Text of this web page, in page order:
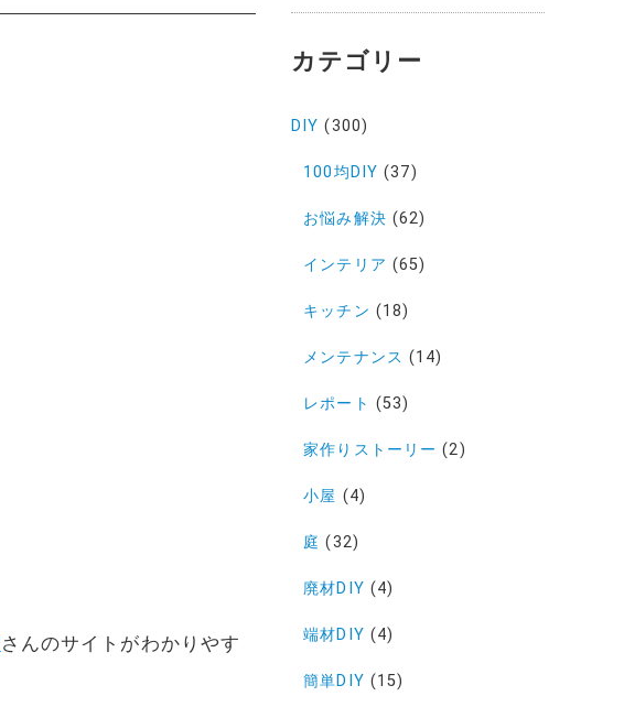
さんのサイトがわかりやす
カテゴリー
DIY (300)
100均DIY (37)
お悩み解決 (62)
インテリア (65)
キッチン (18)
メンテナンス (14)
レポート (53)
家作りストーリー (2)
小屋 (4)
庭 (32)
廃材DIY (4)
端材DIY (4)
簡単DIY (15)